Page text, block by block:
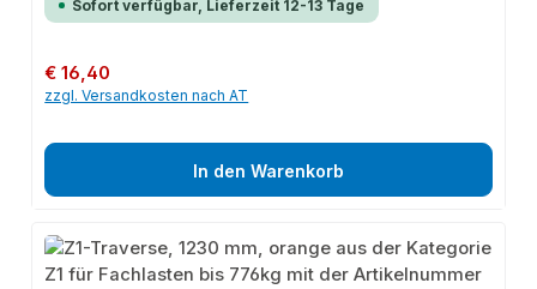
Sofort verfügbar, Lieferzeit 12-13 Tage
Regulärer Preis:
€ 16,40
zzgl. Versandkosten nach AT
In den Warenkorb